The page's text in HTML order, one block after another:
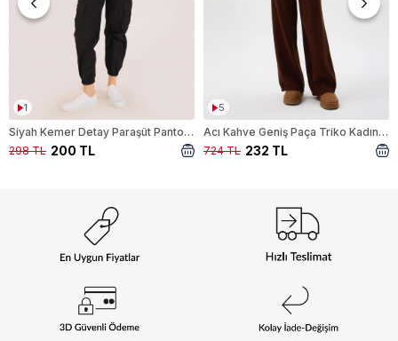
1
Siyah Kemer Detay Paraşüt Pantolon 5031
200 TL
298 TL
5
Acı Kahve Geniş Paça Triko Kadın Pantolon 23274
232 TL
724 TL